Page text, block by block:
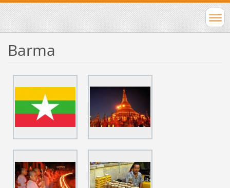
Barma